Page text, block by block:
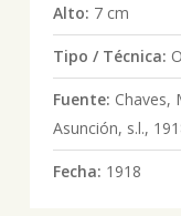
Alto: 7 cm
Tipo / Técnica:
Fuente: Chaves,
Asunción, s.l.,
Fecha: 1918